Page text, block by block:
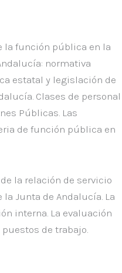
la función pública en la
normativa
estatal y legislación de
Clases de personal
Públicas. Las
de función pública en
la relación de servicio
Junta de Andalucía. La
interna. La evaluación
de trabajo.